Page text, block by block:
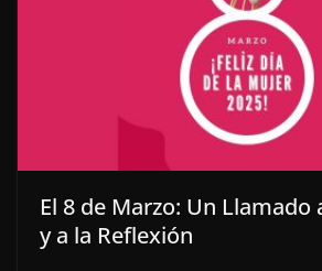
El 8 de Marzo: Un Llamado
y a la Reflexión